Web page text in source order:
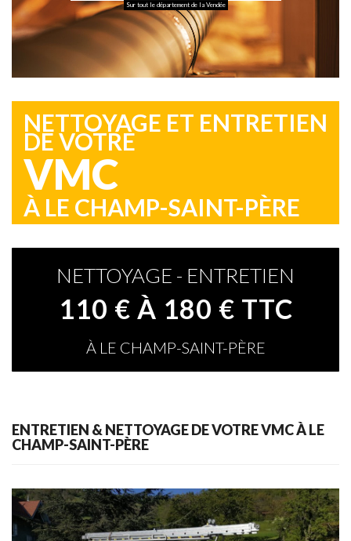
Sur tout le département de la Vendée
NETTOYAGE ET ENTRETIEN
DE VOTRE
VMC
À LE CHAMP-SAINT-PÈRE
NETTOYAGE - ENTRETIEN
110 € À 180 € TTC
À LE CHAMP-SAINT-PÈRE
ENTRETIEN & NETTOYAGE DE VOTRE VMC À LE
CHAMP-SAINT-PÈRE